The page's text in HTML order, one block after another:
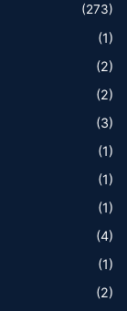
(273)
(1)
(2)
(2)
(3)
(1)
(1)
(1)
(4)
(1)
(2)